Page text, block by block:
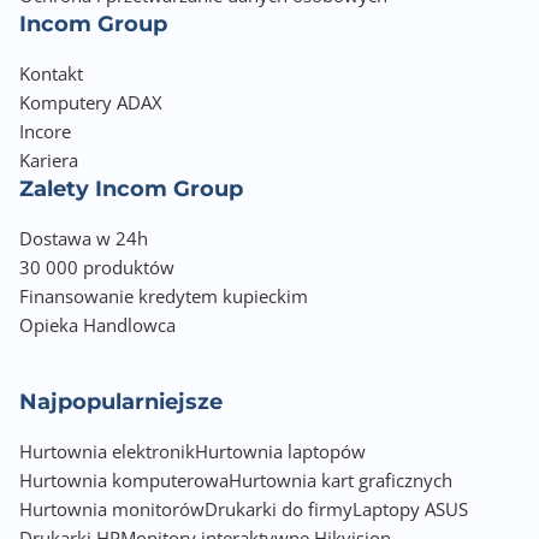
** Za wyjątkiem Windows 10.
mikroukładu i może ulegać zmianie.
**** Wsparcie zapewnia tylko producent
mikroukładu.
Incom Group
Kontakt
Komputery ADAX
Incore
Kariera
Zalety Incom Group
Dostawa w 24h
30 000 produktów
Finansowanie kredytem kupieckim
Opieka Handlowca
Najpopularniejsze
Hurtownia elektronikHurtownia laptopów
Hurtownia komputerowaHurtownia kart graficznych
Hurtownia monitorówDrukarki do firmyLaptopy ASUS